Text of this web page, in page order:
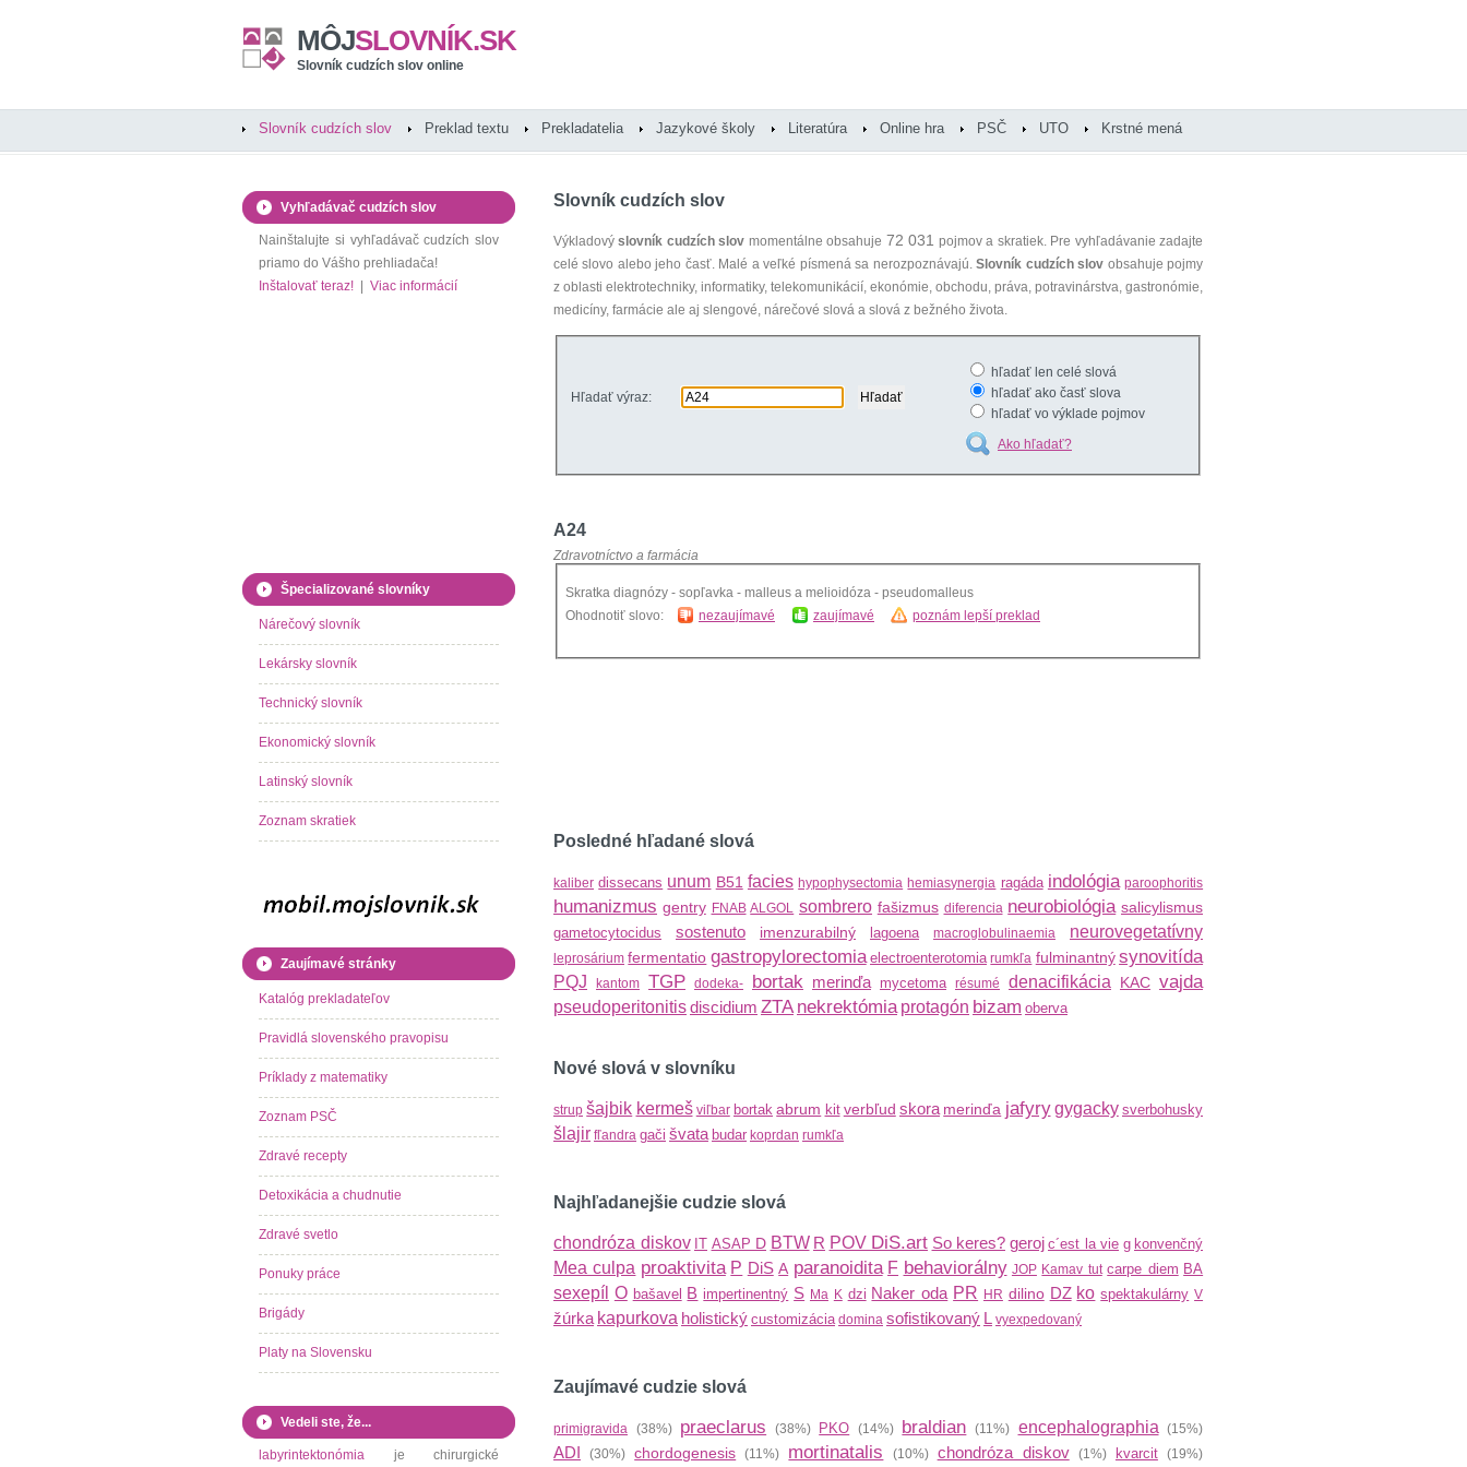
MÔJSLOVNÍK.SK
Slovník cudzích slov online
Slovník cudzích slov Preklad textu Prekladatelia Jazykové školy Literatúra Online hra PSČ UTO Krstné mená
Slovník cudzích slov
Výkladovýslovník cudzích slov momentálne obsahuje 72 031 pojmov a skratiek. Pre vyhľadávanie zadajte
celé slovo alebo jeho časť. Malé a veľké písmená sa nerozpoznávajú.Slovník cudzích slov obsahuje pojmy
z oblasti elektrotechniky, informatiky, telekomunikácií, ekonómie, obchodu, práva, potravinárstva, gastronómie,
medicíny, farmácie ale aj slengové, nárečové slová a slová z bežného života.
Hľadať výraz:
hľadať len celé slová
hľadať ako časť slova
hľadať vo výklade pojmov
Ako hľadať?
A24
Zdravotníctvo a farmácia
Skratka diagnózy - sopľavka - malleus a melioidóza - pseudomalleus
Ohodnotiť slovo:
nezaujímavé zaujímavé poznám lepší preklad
Posledné hľadané slová
kaliber dissecans unum B51 facies hypophysectomia hemiasynergia ragáda indológia paroophoritis
humanizmus gentry FNAB ALGOL sombrero fašizmus diferencia neurobiológia salicylismus
gametocytocidus sostenuto imenzurabilný lagoena macroglobulinaemia neurovegetatívny
leprosárium fermentatio gastropylorectomia electroenterotomia rumkľa fulminantný synovitída
PQJ kantom TGP dodeka- bortak merinďa mycetoma résumé denacifikácia KAC vajda
pseudoperitonitisdiscidium ZTA nekrektómia protagón bizam oberva
Nové slová v slovníku
strup šajbik kermeš viľbar bortak abrum kit verbľud skora merinďa jafyry gygacky sverbohusky
šlajir fľandra gači švata budar koprdan rumkľa
Najhľadanejšie cudzie slová
chondróza diskov IT ASAP D BTW R POV DiS.art So keres? geroj c´est la vie g konvenčný
Mea culpa proaktivita P DiS A paranoidita F behaviorálny JOP Kamav tut carpe diem BA
sexepíl O bašavel B impertinentný S Ma K dzi Naker oda PR HR dilino DZ ko spektakulárny V
žúrka kapurkova holistický customizácia domina sofistikovaný L vyexpedovaný
Zaujímavé cudzie slová
primigravida (38%) praeclarus (38%) PKO (14%) braldian (11%) encephalographia(15%)
ADI (30%)chordogenesis (11%) mortinatalis (10%) chondróza diskov(1%) kvarcit(19%)
Vyhľadávač cudzích slov
Nainštalujte si vyhľadávač cudzích slov
priamo do Vášho prehliadača!
Inštalovať teraz!
Viac informácií
Špecializované slovníky
Nárečový slovník
Lekársky slovník
Technický slovník
Ekonomický slovník
Latinský slovník
Zoznam skratiek
Zaujímavé stránky
Katalóg prekladateľov
Pravidlá slovenského pravopisu
Príklady z matematiky
Zoznam PSČ
Zdravé recepty
Detoxikácia a chudnutie
Zdravé svetlo
Ponuky práce
Brigády
Platy na Slovensku
Vedeli ste, že...
labyrintektonómia je chirurgické